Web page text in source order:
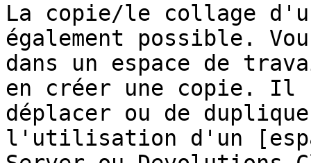
La copie/le collage
également possible.
dans un espace de
en créer une copie. Il
déplacer ou de
l'utilisation d'un